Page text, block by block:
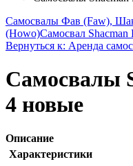
Самосвалы Фав (Faw),
(Howo)Самосвал
Вернуться к: Аренда
Самосвалы
4 новые
Описание
Характеристики